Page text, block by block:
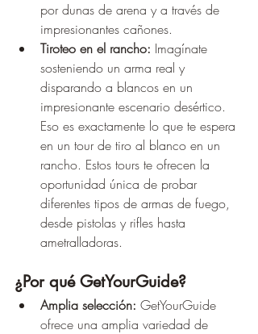
por dunas de arena y a través de
impresionantes cañones.
Tiroteo en el rancho: Imagínate
sosteniendo un arma real y
disparando a blancos en un
impresionante escenario desértico.
Eso es exactamente lo que te espera
en un tour de tiro al blanco en un
rancho. Estos tours te ofrecen la
oportunidad única de probar
diferentes tipos de armas de fuego,
desde pistolas y rifles hasta
ametralladoras.
¿Por qué GetYourGuide?
Amplia selección: GetYourGuide
ofrece una amplia variedad de